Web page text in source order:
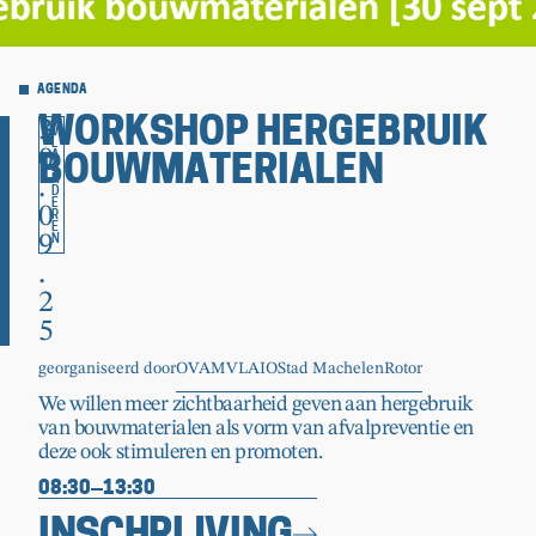
AGENDA
3
0
.
0
9
.
2
5
V
L
A
A
N
D
E
R
E
N
WORKSHOP HERGEBRUIK
BOUWMATERIALEN
georganiseerd doorOVAMVLAIOStad MachelenRotor
We willen meer zichtbaarheid geven aan hergebruik
van bouwmaterialen als vorm van afvalpreventie en
deze ook stimuleren en promoten.
08:30 13:30